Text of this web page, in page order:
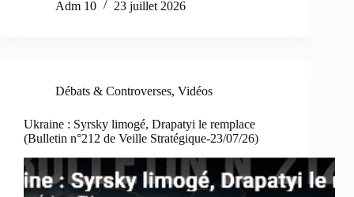
Adm 10
23 juillet 2026
Débats & Controverses, Vidéos
Ukraine : Syrsky limogé, Drapatyi le remplace
(Bulletin n°212 de Veille Stratégique-23/07/26)